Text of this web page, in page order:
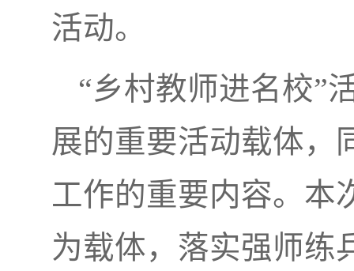
活动。
“乡村教师进名校”
展的重要活动载体，
工作的重要内容。本
为载体，落实强师练